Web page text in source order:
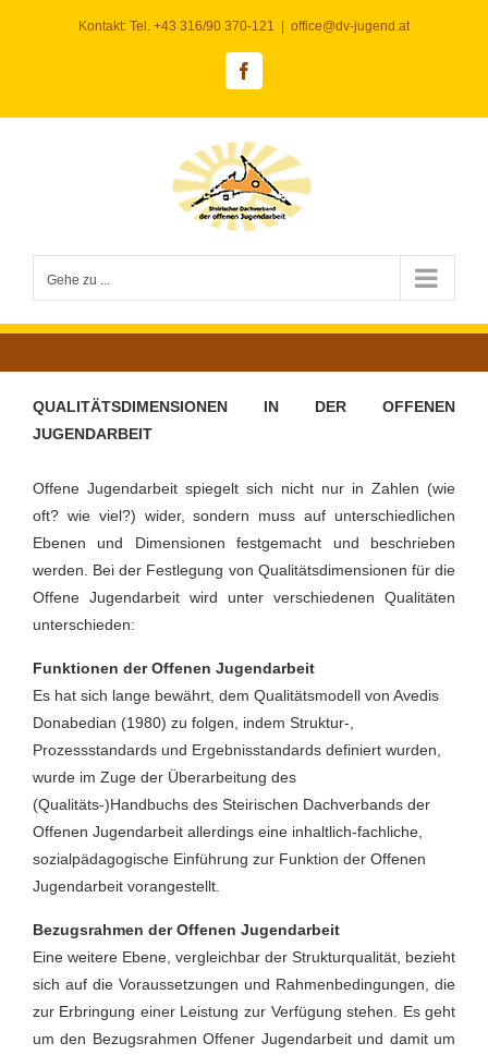
Kontakt: Tel. +43 316/90 370-121 office@dv-jugend.at
Facebook
Gehe zu ...
QUALITÄTSDIMENSIONEN IN DER OFFENEN
JUGENDARBEIT
Offene Jugendarbeit spiegelt sich nicht nur in Zahlen (wie
oft? wie viel?) wider, sondern muss auf unterschiedlichen
Ebenen und Dimensionen festgemacht und beschrieben
werden. Bei der Festlegung von Qualitätsdimensionen für die
Offene Jugendarbeit wird unter verschiedenen Qualitäten
unterschieden:
Funktionen der Offenen Jugendarbeit
Es hat sich lange bewährt, dem Qualitätsmodell von Avedis
Donabedian (1980) zu folgen, indem Struktur-,
Prozessstandards und Ergebnisstandards definiert wurden,
wurde im Zuge der Überarbeitung des
(Qualitäts-)Handbuchs des Steirischen Dachverbands der
Offenen Jugendarbeit allerdings eine inhaltlich-fachliche,
sozialpädagogische Einführung zur Funktion der Offenen
Jugendarbeit vorangestellt.
Bezugsrahmen der Offenen Jugendarbeit
Eine weitere Ebene, vergleichbar der Strukturqualität, bezieht
sich auf die Voraussetzungen und Rahmenbedingungen, die
zur Erbringung einer Leistung zur Verfügung stehen. Es geht
um den Bezugsrahmen Offener Jugendarbeit und damit um